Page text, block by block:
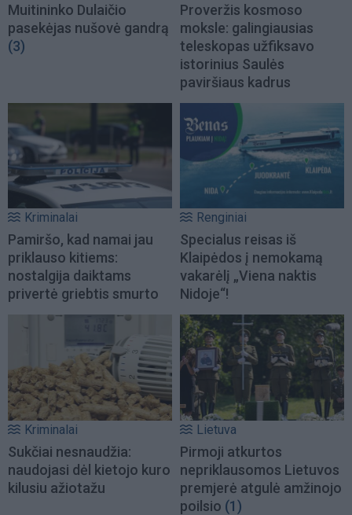
Muitininko Dulaičio
pasekėjas nušovė gandrą
(3)
Proveržis kosmoso
moksle: galingiausias
teleskopas užfiksavo
istorinius Saulės
paviršiaus kadrus
Kriminalai
Pamiršo, kad namai jau
priklauso kitiems:
nostalgija daiktams
privertė griebtis smurto
Renginiai
Specialus reisas iš
Klaipėdos į nemokamą
vakarėlį „Viena naktis
Nidoje“!
Kriminalai
Sukčiai nesnaudžia:
naudojasi dėl kietojo kuro
kilusiu ažiotažu
Lietuva
Pirmoji atkurtos
nepriklausomos Lietuvos
premjerė atgulė amžinojo
poilsio (1)